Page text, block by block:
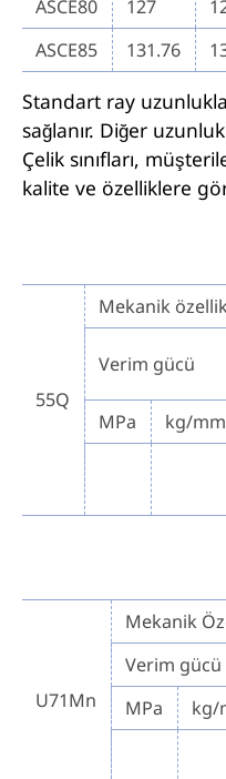
ASCE80
127
ASCE85
131.76
Standart ray
sağlanır. Diğer
Çelik sınıfları,
kalite ve özelliklere
55Q
Mekanik
Verim gücü
MPa kg/
U71Mn
Mekanik
Verim gücü
MPa
kg/